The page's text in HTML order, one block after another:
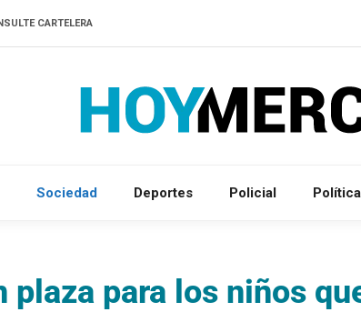
CARTELERA
Sociedad Deportes Policial Política
plaza para los niños